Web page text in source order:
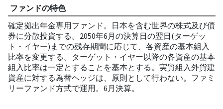
ファンドの特色
確定拠出年金専用ファンド。日本を含む世界の株式及び債
券に分散投資する。2050年6月の決算日の翌日(ターゲッ
ト・イヤー)までの残存期間に応じて、各資産の基本組入
比率を変更する。ターゲット・イヤー以降の各資産の基本
組入比率は一定とすることを基本とする。実質組入外貨建
資産に対する為替ヘッジは、原則として行わない。ファミ
リーファンド方式で運用。6月決算。